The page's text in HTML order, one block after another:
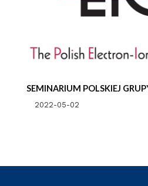
SEMINARIUM POLSKIEJ
2022-05-02